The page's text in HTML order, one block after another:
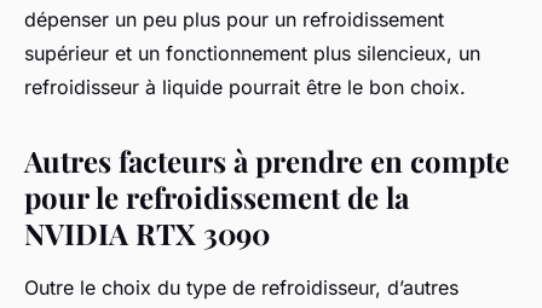
dépenser un peu plus pour un refroidissement
supérieur et un fonctionnement plus silencieux, un
refroidisseur à liquide pourrait être le bon choix.
Autres facteurs à prendre en compte
pour le refroidissement de la
NVIDIA RTX 3090
Outre le choix du type de refroidisseur, d’autres